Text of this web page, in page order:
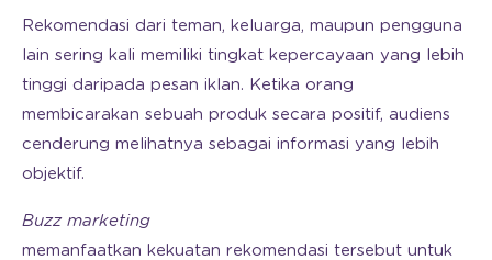
Rekomendasi dari teman, keluarga, maupun pengguna
lain sering kali memiliki tingkat kepercayaan yang lebih
tinggi daripada pesan iklan. Ketika orang
membicarakan sebuah produk secara positif, audiens
cenderung melihatnya sebagai informasi yang lebih
objektif.
Buzz marketing
memanfaatkan kekuatan rekomendasi tersebut untuk